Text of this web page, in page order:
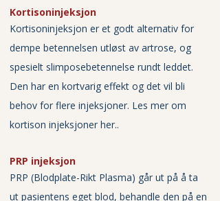
Kortisoninjeksjon
Kortisoninjeksjon er et godt alternativ for
dempe betennelsen utløst av artrose, og
spesielt slimposebetennelse rundt leddet.
Den har en kortvarig effekt og det vil bli
behov for flere injeksjoner. Les mer om
kortison injeksjoner her..
PRP injeksjon
PRP (Blodplate-Rikt Plasma) går ut på å ta
ut pasientens eget blod, behandle den på en